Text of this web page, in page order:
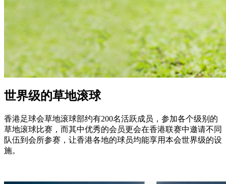
世界级的草地滚球
香港足球会草地滚球部约有200名活跃成员，参加各个级别的
草地滚球比赛，而其中优秀的会员更会在香港联赛中邀请不同
队伍到会所参赛，让香港各地的球员均能享用本会世界级的设
施。